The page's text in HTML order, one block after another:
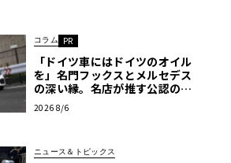
コラム PR
「ドイツ車にはドイツのオイル
を」名門フックスとメルセデス
の深い縁。名店が推す公認の安
心と、Cクラスで味わうシルキー
な走り〈PR〉
2026 8/6
ニュース＆トピックス